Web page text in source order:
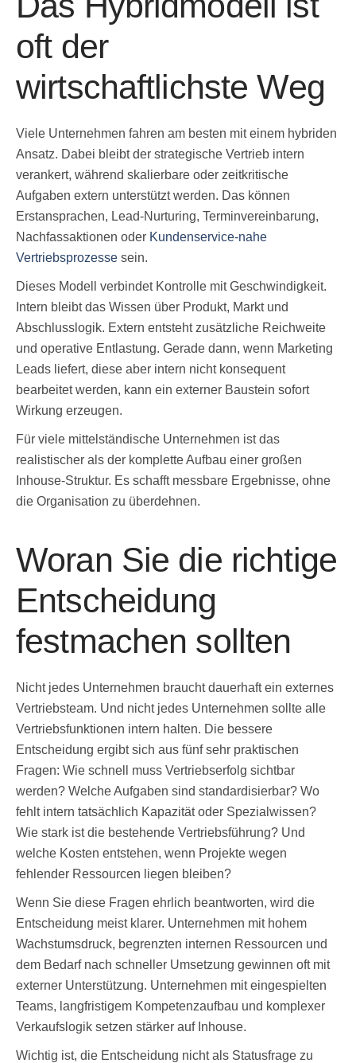
oft der
wirtschaftlichste Weg
Viele Unternehmen fahren am besten mit einem hybriden
Ansatz. Dabei bleibt der strategische Vertrieb intern
verankert, während skalierbare oder zeitkritische
Aufgaben extern unterstützt werden. Das können
Erstansprachen, Lead-Nurturing, Terminvereinbarung,
Nachfassaktionen oder Kundenservice-nahe
Vertriebsprozesse sein.
Dieses Modell verbindet Kontrolle mit Geschwindigkeit.
Intern bleibt das Wissen über Produkt, Markt und
Abschlusslogik. Extern entsteht zusätzliche Reichweite
und operative Entlastung. Gerade dann, wenn Marketing
Leads liefert, diese aber intern nicht konsequent
bearbeitet werden, kann ein externer Baustein sofort
Wirkung erzeugen.
Für viele mittelständische Unternehmen ist das
realistischer als der komplette Aufbau einer großen
Inhouse-Struktur. Es schafft messbare Ergebnisse, ohne
die Organisation zu überdehnen.
Woran Sie die richtige
Entscheidung
festmachen sollten
Nicht jedes Unternehmen braucht dauerhaft ein externes
Vertriebsteam. Und nicht jedes Unternehmen sollte alle
Vertriebsfunktionen intern halten. Die bessere
Entscheidung ergibt sich aus fünf sehr praktischen
Fragen: Wie schnell muss Vertriebserfolg sichtbar
werden? Welche Aufgaben sind standardisierbar? Wo
fehlt intern tatsächlich Kapazität oder Spezialwissen?
Wie stark ist die bestehende Vertriebsführung? Und
welche Kosten entstehen, wenn Projekte wegen
fehlender Ressourcen liegen bleiben?
Wenn Sie diese Fragen ehrlich beantworten, wird die
Entscheidung meist klarer. Unternehmen mit hohem
Wachstumsdruck, begrenzten internen Ressourcen und
dem Bedarf nach schneller Umsetzung gewinnen oft mit
externer Unterstützung. Unternehmen mit eingespielten
Teams, langfristigem Kompetenzaufbau und komplexer
Verkaufslogik setzen stärker auf Inhouse.
Wichtig ist, die Entscheidung nicht als Statusfrage zu